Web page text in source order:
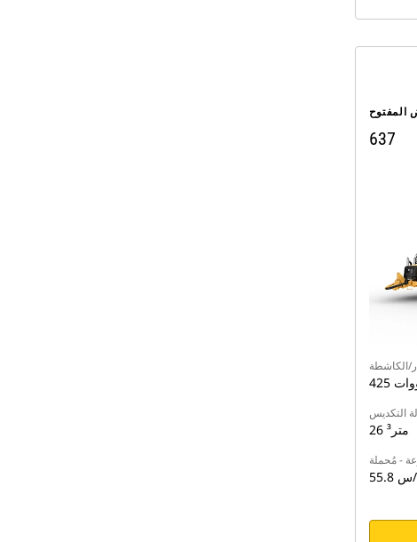
637
الكاشطة
التكديس
26 متر³
- مُحملة
كم/س